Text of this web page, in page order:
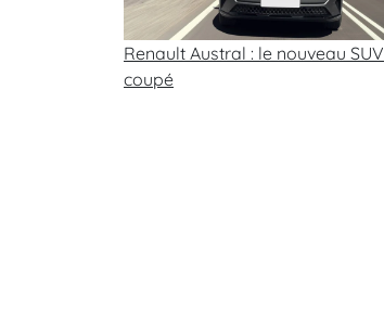
Renault Austral : le nouveau SUV
coupé